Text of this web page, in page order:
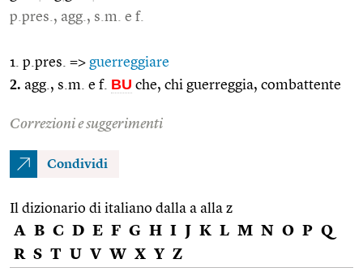
p.pres., agg., s.m. e f.
1. p.pres. => guerreggiare
2. agg., s.m. e f. BU che, chi guerreggia, combattente
Correzioni e suggerimenti
Condividi
Il dizionario di italiano dalla a alla z
A B C D E F G H I J K L M N O P Q
R S T U V W X Y Z